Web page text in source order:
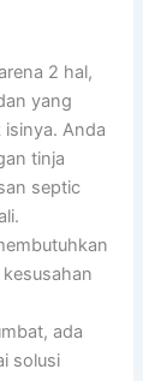
2 hal,
yang
Anda
tinja
septic
ada
solusi